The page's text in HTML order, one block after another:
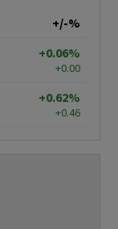
+/-%
+0.06%
+0.00
+0.62%
+0.46